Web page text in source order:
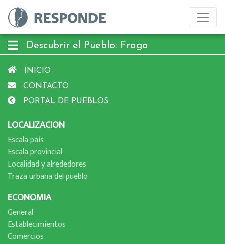
Descubrir el Pueblo: Fraga
INICIO
CONTACTO
PORTAL DE PUEBLOS
LOCALIZACION
Escala paí­s
Escala provincial
Localidad y alrededores
Traza urbana del pueblo
ECONOMIA
General
Establecimientos
Comercios